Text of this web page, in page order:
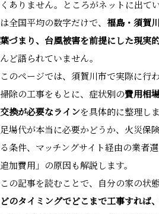
くありません。ところがネットに出て
は全国平均の数字だけで、 福島・須賀
葉づまり、台風被害を前提にした現実
んど語られていません。
このページでは、須賀川市で実際に行
掃除の工事をもとに、症状別の費用相
交換が必要なラインを具体的に整理し
足場代が本当に必要かどうか、火災保
る条件、マッチングサイト経由の業者
追加費用」の原因も解説します。
この記事を読むことで、自分の家の状
どのタイミングでどこまで工事すれば